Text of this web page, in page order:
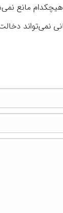
مانع
نمی‌تواند